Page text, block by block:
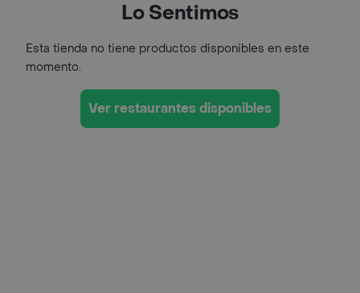
Lo Sentimos
Esta tienda no tiene productos disponibles en este
momento.
Ver restaurantes disponibles